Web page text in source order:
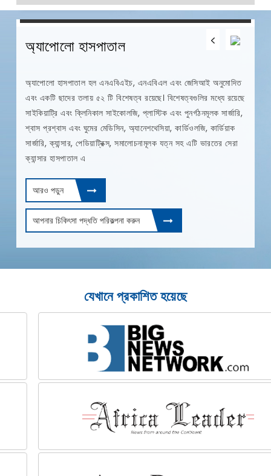
12 0 0
অ্যাপোলো হাসপাতাল
অ্যাপোলো হাসপাতাল হল এনএবিএইচ, এনএবিএল এবং জেসিআই অনুমোদিত
এবং একটি ছাদের তলায় ৫২ টি বিশেষত্ব রয়েছে। বিশেষত্বগুলির মধ্যে রয়েছে
সাইকিয়াট্রি এবং ক্লিনিকাল সাইকোলজি, প্লাস্টিক এবং পুনর্গঠনমূলক সার্জারি,
শ্বাস প্রশ্বাস এবং ঘুমের মেডিসিন, অ্যানেশথেসিয়া, কার্ডিওলজি, কার্ডিয়াক
সার্জারি, ক্যান্সার, পেডিয়াট্রিক্স, সমালোচনামূলক যত্ন সহ এটি ভারতের সেরা
ক্যান্সার হাসপাতাল এ
আরও পড়ুন
আপনার চিকিৎসা পদ্ধতি পরিকল্পনা করুন
যেখানে প্রকাশিত হয়েছে